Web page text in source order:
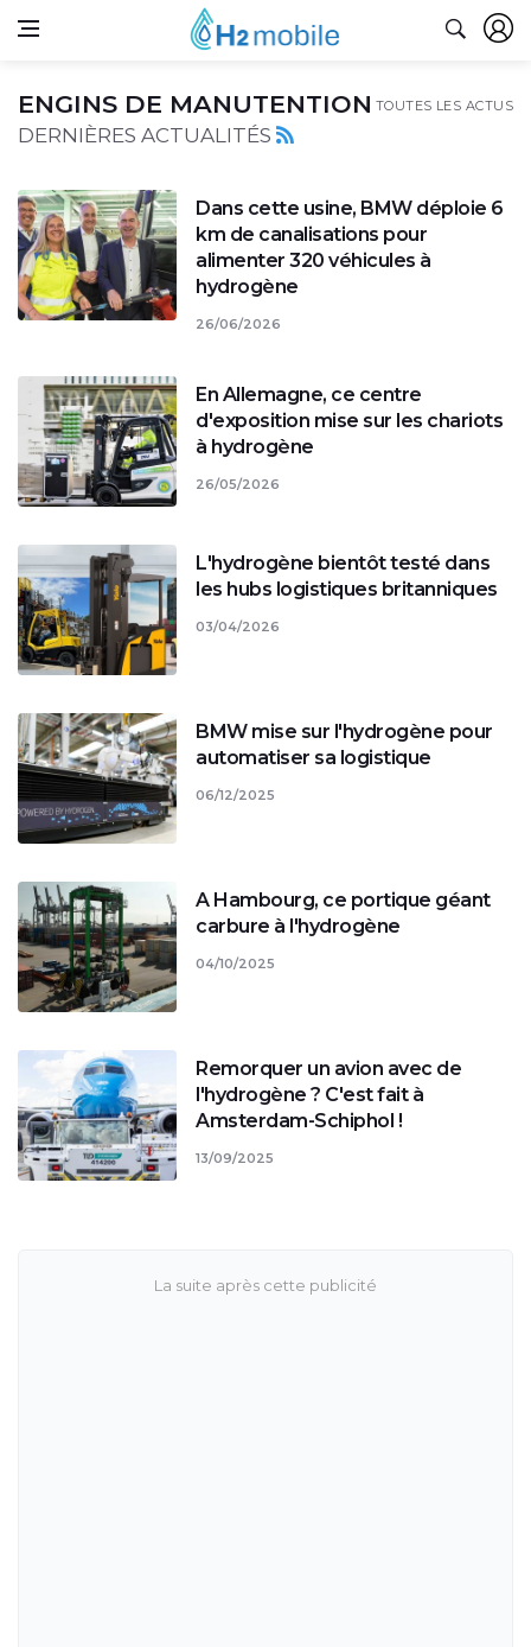
ENGINS DE MANUTENTION
DERNIÈRES ACTUALITÉS
TOUTES LES ACTUS
Dans cette usine, BMW déploie 6
km de canalisations pour
alimenter 320 véhicules à
hydrogène
26/06/2026
En Allemagne, ce centre
d'exposition mise sur les chariots
à hydrogène
26/05/2026
L'hydrogène bientôt testé dans
les hubs logistiques britanniques
03/04/2026
BMW mise sur l'hydrogène pour
automatiser sa logistique
06/12/2025
A Hambourg, ce portique géant
carbure à l'hydrogène
04/10/2025
Remorquer un avion avec de
l'hydrogène ? C'est fait à
Amsterdam-Schiphol !
13/09/2025